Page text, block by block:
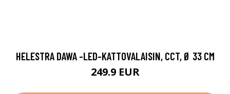
HELESTRA DAWA -LED-KATTOVALAISIN, CCT, Ø 33 CM
249.9 EUR